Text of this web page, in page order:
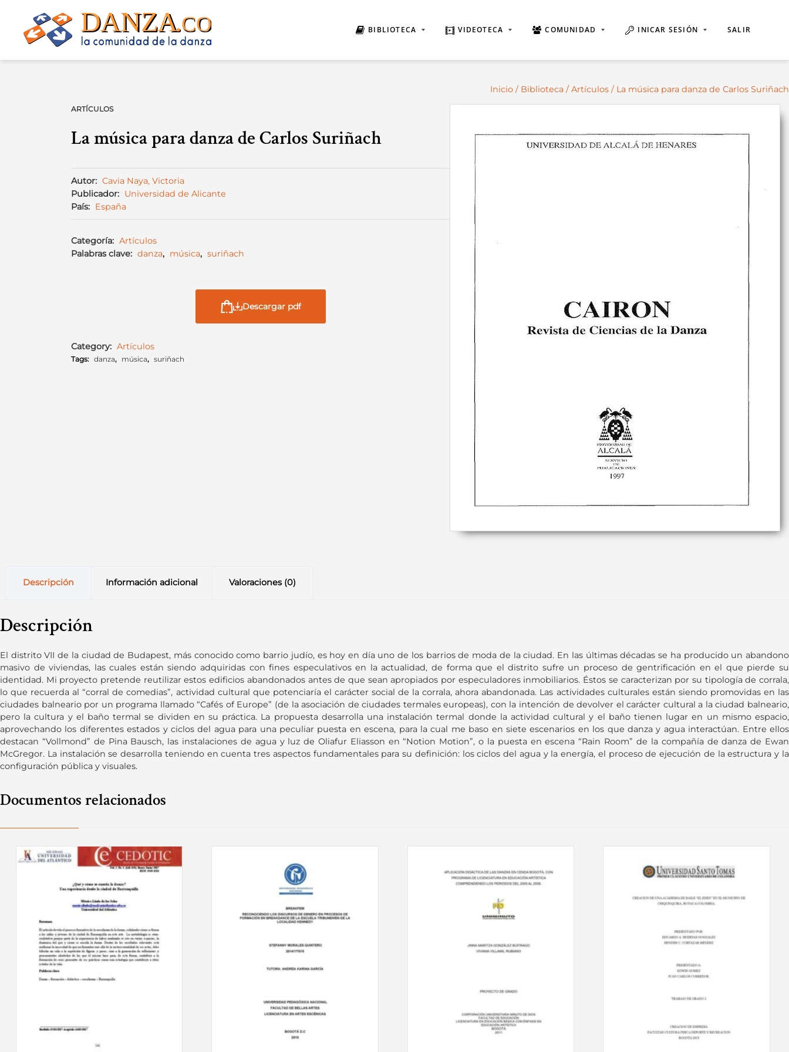
content
BIBLIOTECA VIDEOTECA COMUNIDAD INICAR SESIÓN SALIR
Inicio / Biblioteca /Artículos / La música para danza de Carlos Suriñach
ARTÍCULOS
La música para danza de Carlos Suriñach
Autor: Cavia Naya, Victoria
Publicador: Universidad de Alicante
País: España
Categoría: Artículos
Palabras clave: danza, música, suriñach
Descargar pdf
Category: Artículos
Tags: danza, música, suriñach
Descripción Información adicional Valoraciones (0)
Descripción
El distrito VII de la ciudad de Budapest, más conocido como barrio judío, es hoy en día uno de los barrios de moda de la ciudad. En las últimas décadas se ha producido un abandono
masivo de viviendas, las cuales están siendo adquiridas con fines especulativos en la actualidad, de forma que el distrito sufre un proceso de gentrificación en el que pierde su
identidad. Mi proyecto pretende reutilizar estos edificios abandonados antes de que sean apropiados por especuladores inmobiliarios. Éstos se caracterizan por su tipología de corrala,
lo que recuerda al “corral de comedias”, actividad cultural que potenciaría el carácter social de la corrala, ahora abandonada. Las actividades culturales están siendo promovidas en las
ciudades balneario por un programa llamado “Cafés of Europe” (de la asociación de ciudades termales europeas), con la intención de devolver el carácter cultural a la ciudad balneario,
pero la cultura y el baño termal se dividen en su práctica. La propuesta desarrolla una instalación termal donde la actividad cultural y el baño tienen lugar en un mismo espacio,
aprovechando los diferentes estados y ciclos del agua para una peculiar puesta en escena, para la cual me baso en siete escenarios en los que danza y agua interactúan. Entre ellos
destacan “Vollmond” de Pina Bausch, las instalaciones de agua y luz de Oliafur Eliasson en “Notion Motion”, o la puesta en escena “Rain Room” de la compañía de danza de Ewan
McGregor. La instalación se desarrolla teniendo en cuenta tres aspectos fundamentales para su definición: los ciclos del agua y la energía, el proceso de ejecución de la estructura y la
configuración pública y visuales.
Documentos relacionados